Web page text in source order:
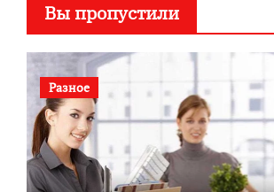
Вы пропустили
Разное